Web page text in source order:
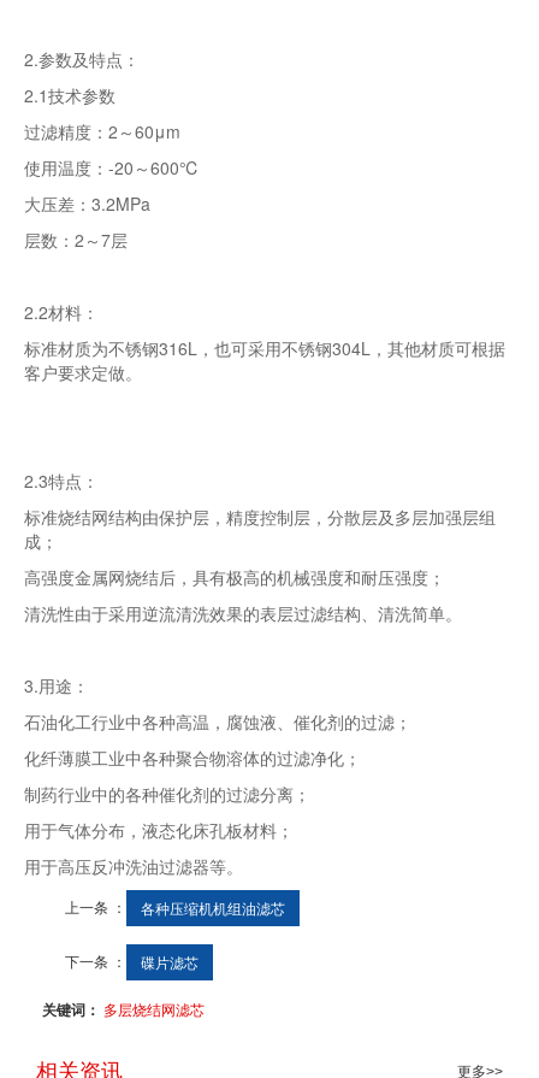
2.参数及特点：
2.1技术参数
过滤精度：2～60μm
使用温度：-20～600℃
大压差：3.2MPa
层数：2～7层
2.2材料：
标准材质为不锈钢316L，也可采用不锈钢304L，其他材质可根据
客户要求定做。
2.3特点：
标准烧结网结构由保护层，精度控制层，分散层及多层加强层组
成；
高强度金属网烧结后，具有极高的机械强度和耐压强度；
清洗性由于采用逆流清洗效果的表层过滤结构、清洗简单。
3.用途：
石油化工行业中各种高温，腐蚀液、催化剂的过滤；
化纤薄膜工业中各种聚合物溶体的过滤净化；
制药行业中的各种催化剂的过滤分离；
用于气体分布，液态化床孔板材料；
用于高压反冲洗油过滤器等。
上一条 ： 各种压缩机机组油滤芯
下一条 ： 碟片滤芯
关键词： 多层烧结网滤芯
相关资讯 更多>>